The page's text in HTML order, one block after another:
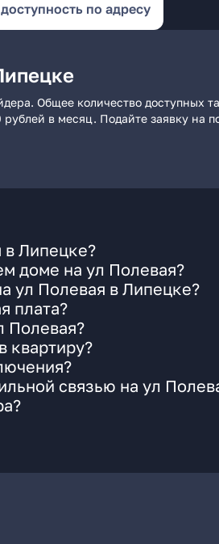
по адресу
Общее количество доступных
в месяц. Подайте заявку на
в Липецке?
доме на ул Полевая?
ул Полевая в Липецке?
плата?
Полевая?
квартиру?
связью на ул